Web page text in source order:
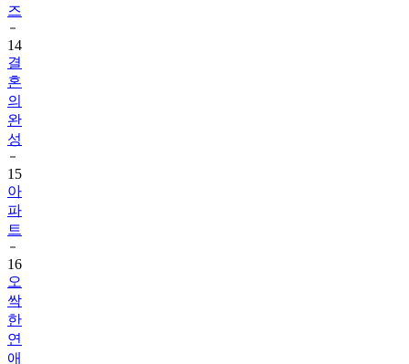
즈
14
결
혼
의
완
성
15
아
파
트
16
오
싹
한
연
애